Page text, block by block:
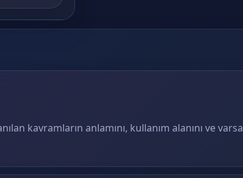
kavramların anlamını, kullanım alanını ve varsa